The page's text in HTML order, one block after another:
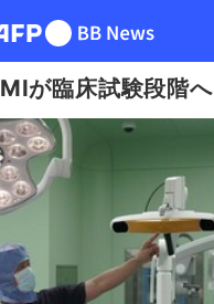
が臨床試験段階へ